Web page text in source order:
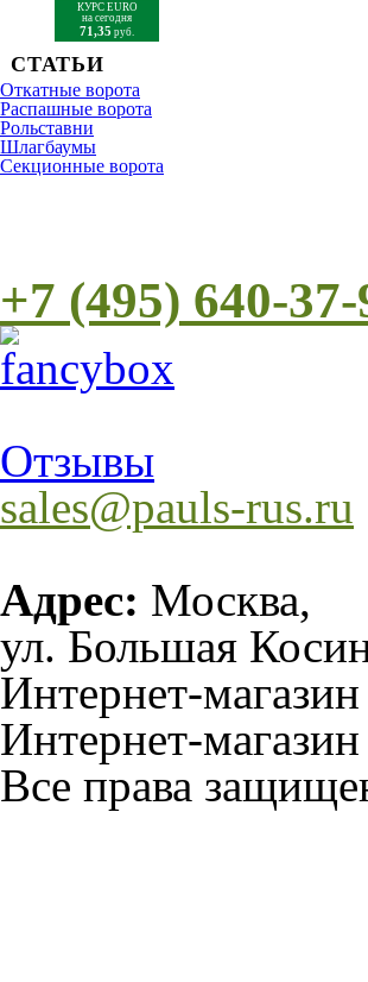
КУРС EURO
на сегодня
71,35 руб.
СТАТЬИ
Откатные ворота
Распашные ворота
Рольставни
Шлагбаумы
Cекционные ворота
+7 (495) 640-37-
Отзывы
sales@pauls-rus.ru
Адрес: Москва,
ул. Большая
Интернет-
Интернет-
Все права